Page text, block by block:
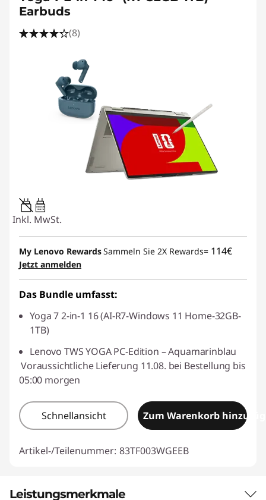
Earbuds
(8)
45W-65W
USB PD
Inkl. MwSt.
My Lenovo RewardsSammeln Sie 2X Rewards= 114€
Jetzt anmelden
Das Bundle umfasst:
Yoga 7 2-in-1 16 (AI-R7-Windows 11 Home-32GB-
1TB)
Lenovo TWS YOGA PC-Edition – Aquamarinblau
Voraussichtliche Lieferung 11.08. bei Bestellung bis
05:00 morgen
Schnellansicht Zum Warenkorb
Artikel-/Teilenummer: 83TF003WGEEB
Leistungsmerkmale